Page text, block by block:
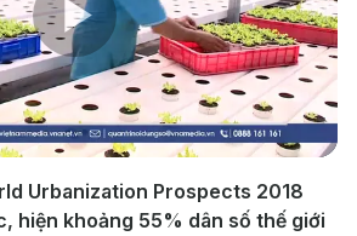
Play
Video
Urbanization Prospects 2018
hiện khoảng 55% dân số thế giới